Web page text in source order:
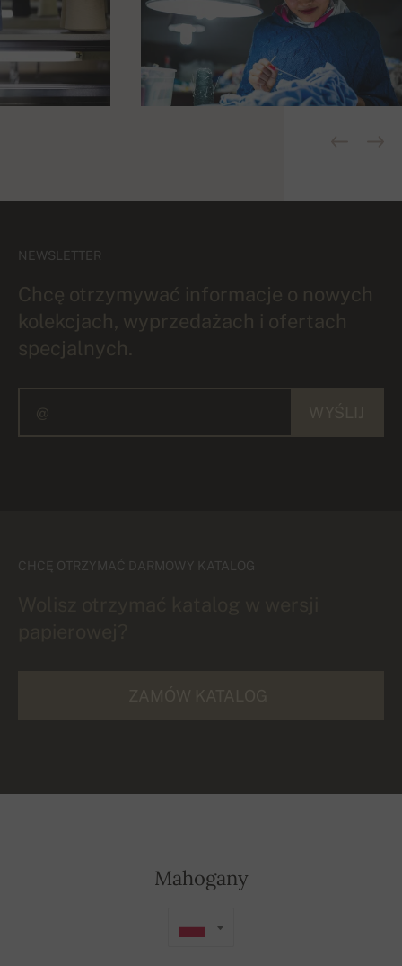
NEWSLETTER
Chcę otrzymywać informacje o nowych
kolekcjach, wyprzedażach i ofertach
specjalnych.
CHCĘ OTRZYMAĆ DARMOWY KATALOG
Mahogany